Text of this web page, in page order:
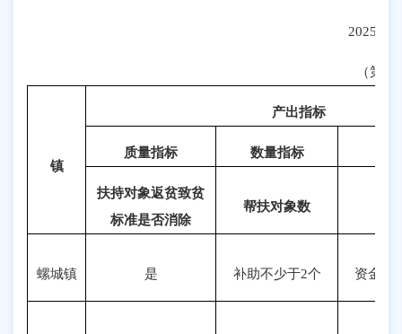
2025年
（第
镇
产出指标
质量指标 数量指标
扶持对象返贫致贫
标准是否消除
帮扶对象数
螺城镇 是 补助不少于2个 资金